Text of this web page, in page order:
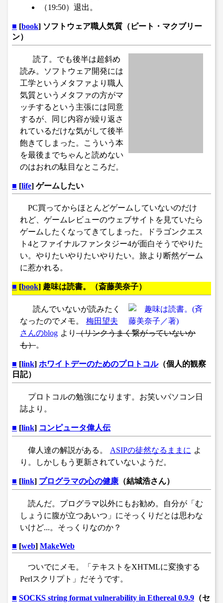
（19:50）退出。
■ [book] ソフトウェア職人気質（ピート・マクブリー
ン）
読了。でも後半は超斜め
読み。ソフトウェア開発には
工学というメタファより職人
気質というメタファの方がマ
ッチするという主張には同意
するが、同じ内容が繰り返さ
れているだけな気がして後半
飽きてしまった。こういう本
を最後までちゃんと読めない
のはおれの駄目なところだ。
■ [life] ゲームしたい
PC買ってからほとんどゲームしていないのだけ
れど、ゲームレビューのウェブサイトを見ていたら
ゲームしたくなってきてしまった。ドラゴンクエス
ト4とファイナルファンタジー4が面白そうでやりた
い。やりたいやりたいやりたい。旅より断然ゲーム
に惹かれる。
■ [book] 趣味は読書。（斎藤美奈子）
読んでいないが読みたく
なったのでメモ。
梅田望夫
さんのblog より（リンクうまく繋がっていないか
も）。
■ [link] ホワイトデーのためのプロトコル（個人的観察
日記）
プロトコルの勉強になります。お笑いパソコン日
誌より。
■ [link] コンピュータ偉人伝
偉人達の解説がある。 ASIPの徒然なるままに よ
り。しかしもう更新されていないようだ。
■ [link] プログラマの心の健康 （結城浩さん）
読んだ。プログラマ以外にもお勧め。自分が「む
しょうに腹が立つあいつ」にそっくりだとは思わな
いけど...。そっくりなのか？
■ [web] MakeWeb
ついでにメモ。「テキストをXHTMLに変換する
Perlスクリプト」だそうです。
■ SOCKS string format vulnerability in Ethereal 0.9.9 （セ